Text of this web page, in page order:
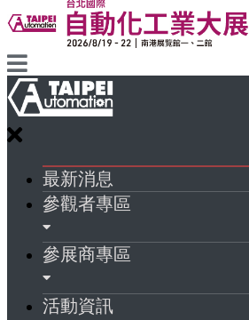
最新消息
參觀者專區
參展商專區
活動資訊